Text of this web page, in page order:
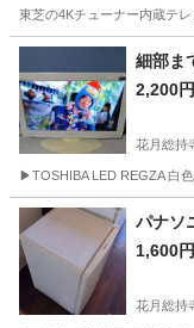
東芝の4Kチューナー内蔵テ
神奈川 横浜市 本郷
細部ま
2,200円
花月総持
▶TOSHIBA LED REGZA 白
神奈川 横浜市 花
パナソ
1,600円
花月総持